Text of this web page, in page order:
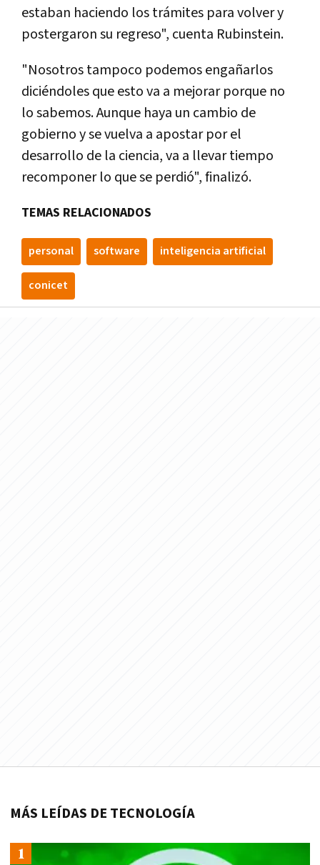
estaban haciendo los trámites para volver y
postergaron su regreso", cuenta Rubinstein.
"Nosotros tampoco podemos engañarlos
diciéndoles que esto va a mejorar porque no
lo sabemos. Aunque haya un cambio de
gobierno y se vuelva a apostar por el
desarrollo de la ciencia, va a llevar tiempo
recomponer lo que se perdió", finalizó.
TEMAS RELACIONADOS
personal software inteligencia artificial
conicet
MÁS LEÍDAS DE TECNOLOGÍA